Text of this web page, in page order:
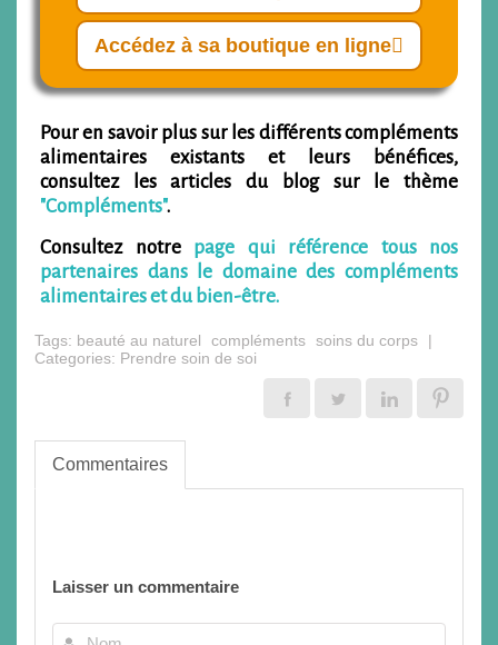
Accédez à sa boutique en ligne
Pour en savoir plus sur les différents compléments
alimentaires existants et leurs bénéfices,
consultez les articles du blog sur le thème
"Compléments".
Consultez notre page qui référence tous nos
partenaires dans le domaine des compléments
alimentaires et du bien-être.
Tags: beauté au naturel compléments soins du corps
|
Categories: Prendre soin de soi
Commentaires
Laisser un commentaire